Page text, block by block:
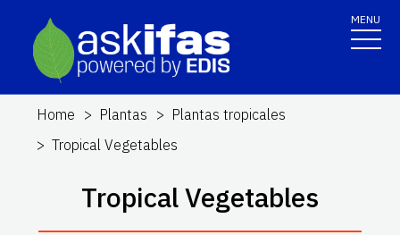
MENU
Home Plantas
Plantas tropicales
Tropical Vegetables
Tropical Vegetables